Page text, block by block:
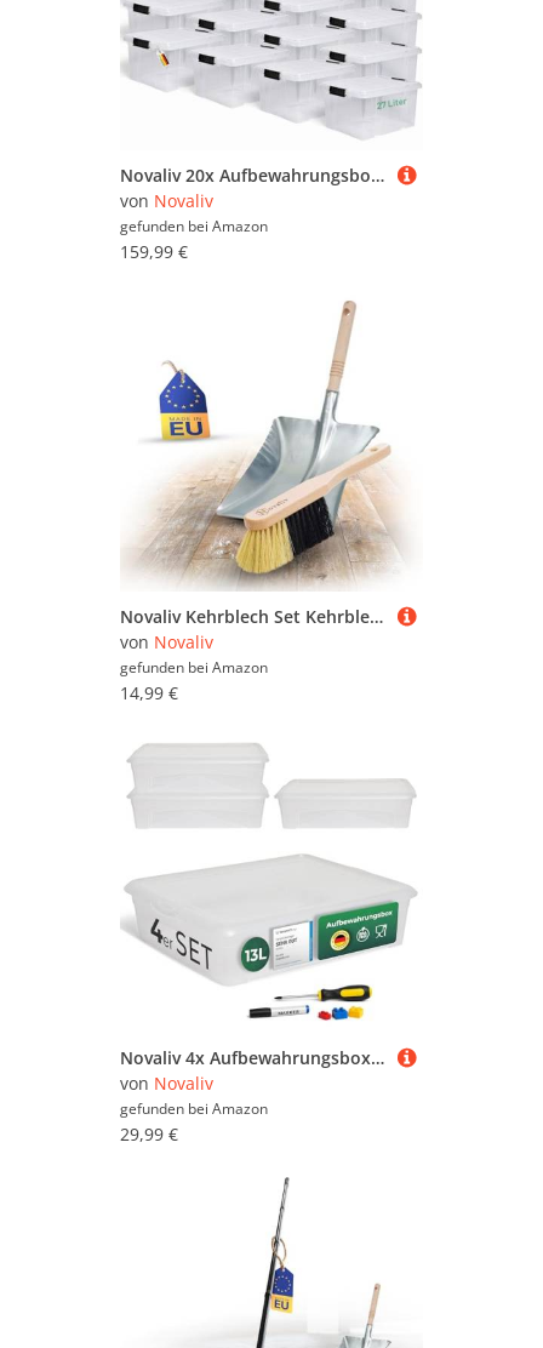
Novaliv 20x Aufbewahrungsboxen mit Deckel 27L transparente Nestbar stapelbare Storage boxes mit Clipverschluss Kunststoffbox BPA-frei 46,5x36,5x24 cm
von Novaliv
gefunden bei Amazon
159,99 €
Novaliv Kehrblech Set Kehrblechgarnitur Handfeger FEINE KUNSTBORSTEN und Kehrblech mit Gummilippe Silber verzinkt Kehrblechbesen zum Aufkehren Handkehrset Kehrblechset Kehrschaufel Feger und Kehrblech
von Novaliv
gefunden bei Amazon
14,99 €
Novaliv 4x Aufbewahrungsboxen mit Deckel 13L transparente Boxen stapelbare Nestbar Storage boxes mit Clipverschluss Kunststoff BPA-frei 41x34x10 cm
von Novaliv
gefunden bei Amazon
29,99 €